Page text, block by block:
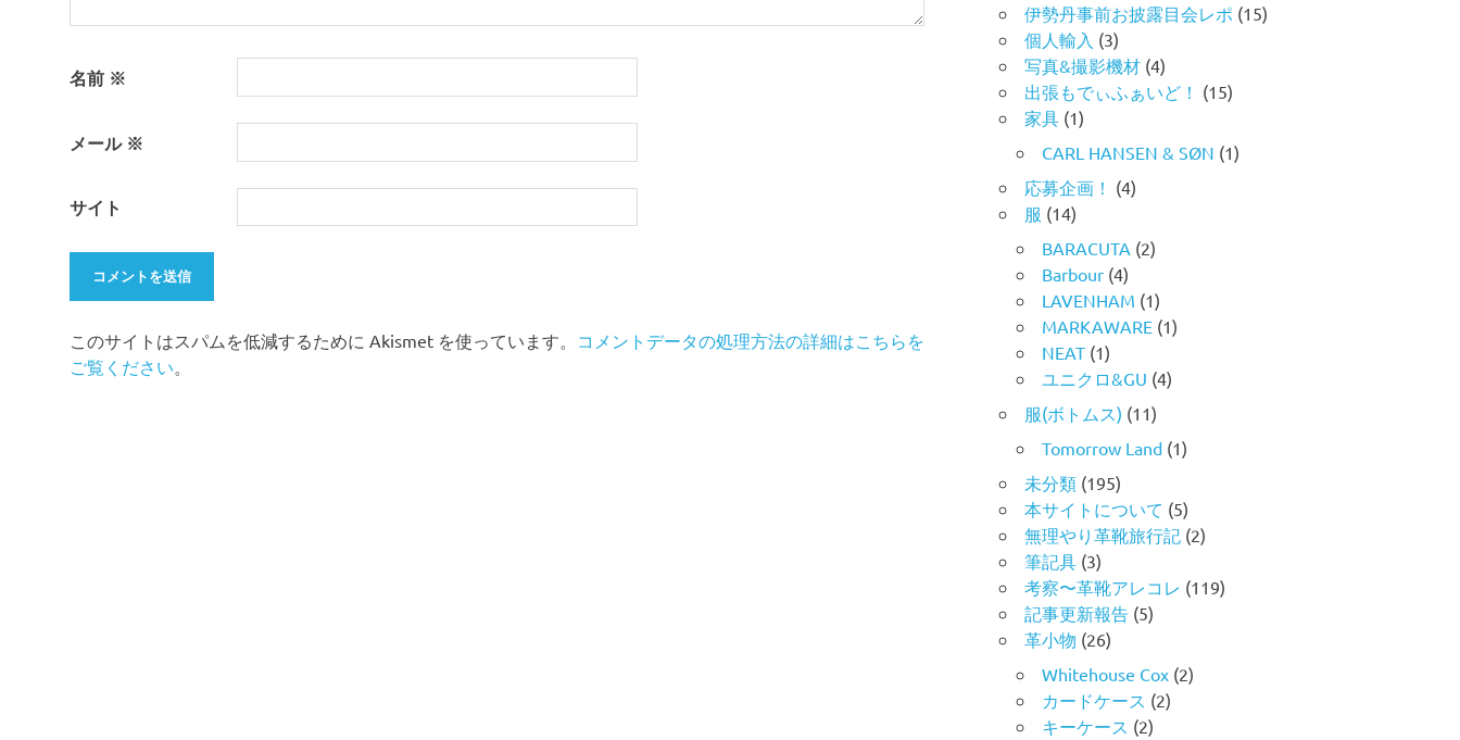
名前 ※
メール ※
サイト
このサイトはスパムを低減するために Akismet を使っています。 コメントデータの処理方法の詳細はこちらを
ご覧ください。
伊勢丹事前お披露目会レポ (15)
個人輸入 (3)
写真&撮影機材 (4)
出張もでぃふぁいど！ (15)
家具 (1)
CARL HANSEN & SØN (1)
応募企画！ (4)
服 (14)
BARACUTA (2)
Barbour (4)
LAVENHAM (1)
MARKAWARE (1)
NEAT (1)
ユニクロ&GU (4)
服(ボトムス) (11)
Tomorrow Land (1)
未分類 (195)
本サイトについて (5)
無理やり革靴旅行記 (2)
筆記具 (3)
考察〜革靴アレコレ (119)
記事更新報告 (5)
革小物 (26)
Whitehouse Cox (2)
カードケース (2)
キーケース (2)